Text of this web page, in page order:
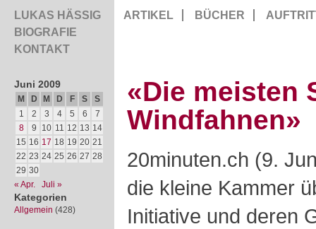
LUKAS HÄSSIG
BIOGRAFIE
KONTAKT
ARTIKEL BÜCHER
Juni 2009
M D M D F S
S
1
2 3 4 5 6
7
8
9 10 11 12 13 14
15 16 17 18 19 20 21
22 23 24 25 26 27 28
29 30
« Apr.
Juli »
Kategorien
Allgemein (428)
«Die meisten
Windfahnen»
20minuten.ch (9.
die kleine Kammer
Initiative und deren